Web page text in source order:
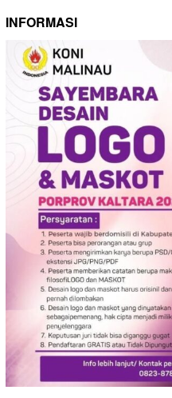
INFORMASI